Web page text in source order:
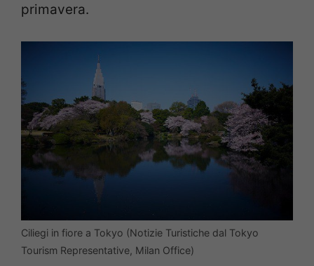
primavera.
Ciliegi in fiore a Tokyo (Notizie Turistiche dal Tokyo
Tourism Representative, Milan Office)